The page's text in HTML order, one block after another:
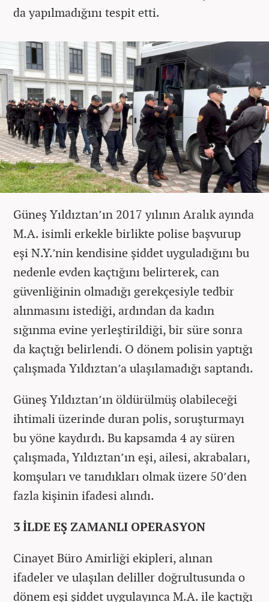
da yapılmadığını tespit etti.
Güneş Yıldıztan’ın 2017 yılının Aralık ayında
M.A. isimli erkekle birlikte polise başvurup
eşi N.Y.’nin kendisine şiddet uyguladığını bu
nedenle evden kaçtığını belirterek, can
güvenliğinin olmadığı gerekçesiyle tedbir
alınmasını istediği, ardından da kadın
sığınma evine yerleştirildiği, bir süre sonra
da kaçtığı belirlendi. O dönem polisin yaptığı
çalışmada Yıldıztan’a ulaşılamadığı saptandı.
Güneş Yıldıztan’ın öldürülmüş olabileceği
ihtimali üzerinde duran polis, soruşturmayı
bu yöne kaydırdı. Bu kapsamda 4 ay süren
çalışmada, Yıldıztan’ın eşi, ailesi, akrabaları,
komşuları ve tanıdıkları olmak üzere 50’den
fazla kişinin ifadesi alındı.
3 İLDE EŞ ZAMANLI OPERASYON
Cinayet Büro Amirliği ekipleri, alınan
ifadeler ve ulaşılan deliller doğrultusunda o
dönem eşi şiddet uygulayınca M.A. ile kaçtığı